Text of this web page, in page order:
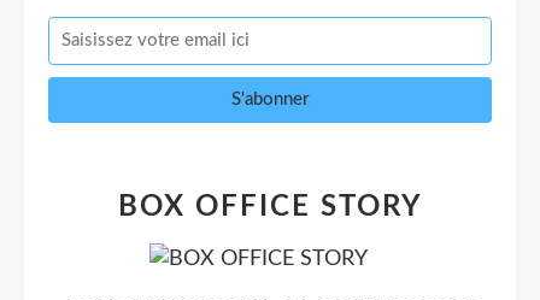
BOX OFFICE STORY